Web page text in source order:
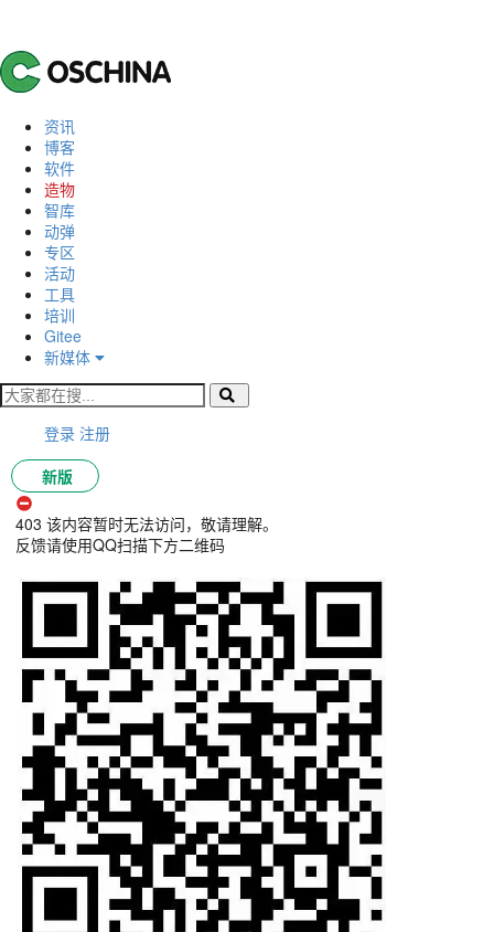
资讯
博客
软件
造物
智库
动弹
专区
活动
工具
培训
Gitee
新媒体
登录 注册
新版
403 该内容暂时无法访问，敬请理解。
反馈请使用QQ扫描下方二维码